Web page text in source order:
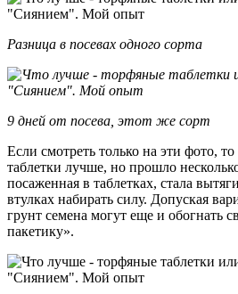
Разница в посевах одного сорта
9 дней от посева, этот же сорт
Если смотреть только на эти фото,
таблетки лучше, но прошло
посаженная в таблетках, стала
втулках набирать силу. Допуская
грунт семена могут еще и обогнать
пакетику».